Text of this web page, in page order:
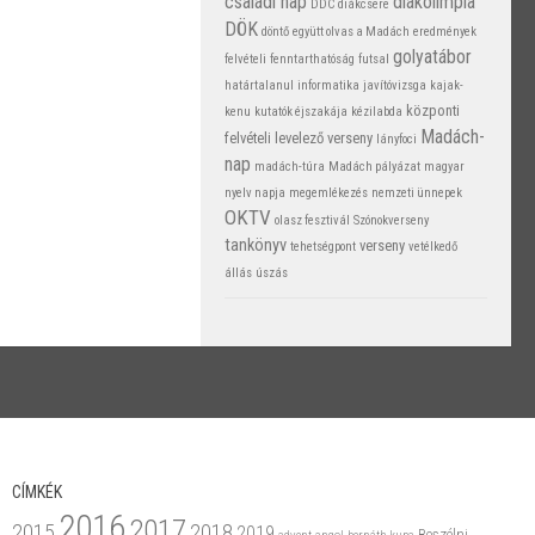
DDC diákcsere
DÖK döntő együtt olvas a Madách eredmények
felvételi fenntarthatóság futsal golyatábor
határtalanul informatika javítóvizsga kajak-
kenu kutatók éjszakája kézilabda központi
felvételi levelező verseny lányfoci Madách-
nap madách-túra Madách pályázat magyar
nyelv napja megemlékezés nemzeti ünnepek
OKTV olasz fesztivál Szónokverseny
tankönyv tehetségpont verseny vetélkedő
állás úszás
CÍMKÉK